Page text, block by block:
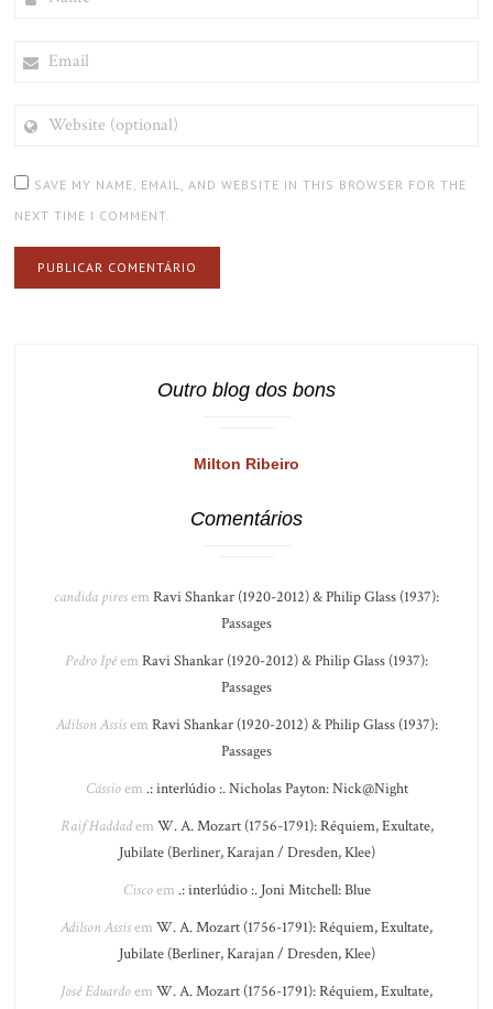
(OPTIONAL)
SAVE MY NAME, EMAIL, AND WEBSITE IN THIS BROWSER FOR THE
NEXT TIME I COMMENT.
Outro blog dos bons
Milton Ribeiro
Comentários
candida piresem Ravi Shankar (1920-2012) & Philip Glass (1937):
Passages
Pedro Ipêem Ravi Shankar (1920-2012) & Philip Glass (1937):
Passages
Adilson Assisem Ravi Shankar (1920-2012) & Philip Glass (1937):
Passages
Cássioem .: interlúdio :. Nicholas Payton: Nick@Night
Raif Haddadem W. A. Mozart (1756-1791): Réquiem, Exultate,
Jubilate (Berliner, Karajan / Dresden, Klee)
Ciscoem .: interlúdio :. Joni Mitchell: Blue
Adilson Assisem W. A. Mozart (1756-1791): Réquiem, Exultate,
Jubilate (Berliner, Karajan / Dresden, Klee)
José Eduardoem W. A. Mozart (1756-1791): Réquiem, Exultate,